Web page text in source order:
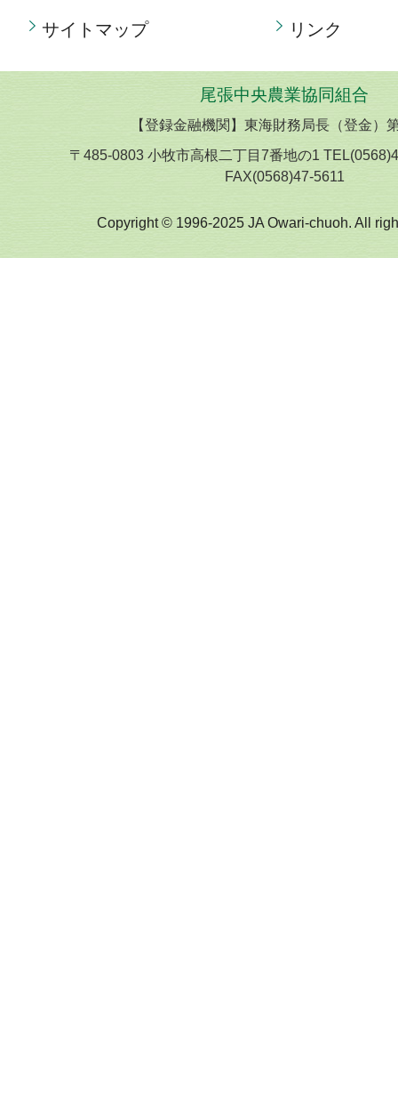
サイトマップ リンク
尾張中央農業協同組合
【登録金融機関】東海財務局長（登金）
〒485-0803 小牧市高根二丁目7番地の1
FAX(0568)47-5611
Copyright © 1996-2025 JA Owari-chuoh. All